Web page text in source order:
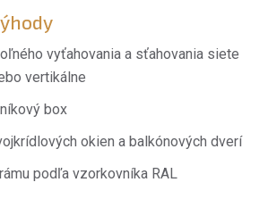
vyťahovania a sťahovania siete
vertikálne
box
okien a balkónových dverí
podľa vzorkovníka RAL